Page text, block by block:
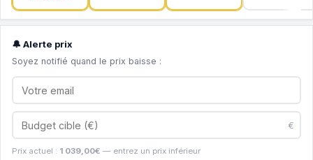
🔔 Alerte prix
Soyez notifié quand le prix baisse :
€
Prix actuel : 1 039,00€ — entrez un prix inférieur